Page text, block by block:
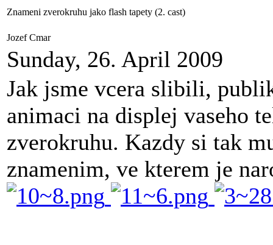
Znameni zverokruhu jako flash tapety (2. cast)
Jozef Cmar
Sunday, 26. April 2009
Jak jsme vcera slibili,
animaci na displej vaseho
zverokruhu. Kazdy si tak
znamenim, ve kterem je